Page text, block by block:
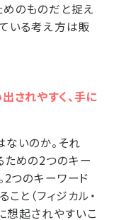
のものだと捉え
いる考え方は販
されやすく、手に
いのか。それ
ための2つのキー
2つのキーワード
と（フィジカル・
想起されやすいこ